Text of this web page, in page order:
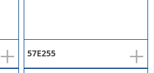
+ +
57E255